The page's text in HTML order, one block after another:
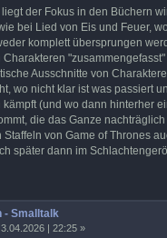
der Fokus in den Büchern
bei Lied von Eis und Feuer,
komplett übersprungen
Ausschnitte von
wo nicht klar ist was passiert
(und wo dann hinterher
die das Ganze
Staffeln von Game of Thrones
später dann im
- Smalltalk
3.04.2026 | 22:25 »